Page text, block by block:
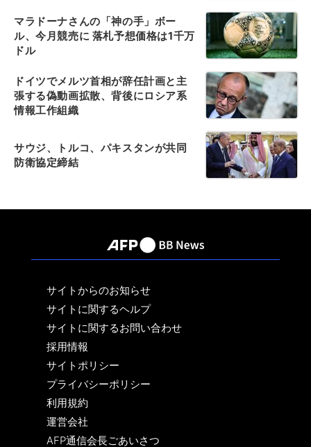
マラドーナさんの「神の手」ボー
ル、今月競売に 落札予想価格は1千万
ドル
ドイツでメルツ首相が辞任計画と主
張する偽動画拡散、背後にロシア系
情報工作組織
サウジ、トルコ、パキスタンが共同
防衛協定締結
サイトからのお知らせ
サイトに関するヘルプ
サイトに関するお問い合わせ
採用情報
サイトポリシー
プライバシーポリシー
利用規約
運営会社
AFP通信会長ごあいさつ